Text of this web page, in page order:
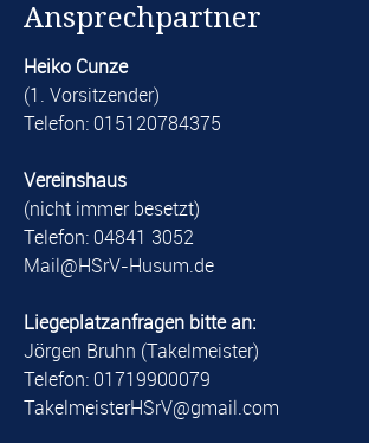
Ansprechpartner
Heiko Cunze
(1. Vorsitzender)
Telefon: 015120784375
Vereinshaus
(nicht immer besetzt)
Telefon: 04841 3052
​Mail@HSrV-Husum.de​
Liegeplatzanfragen bitte an:
Jörgen Bruhn (Takelmeister)
Telefon: 01719900079
​TakelmeisterHSrV@gmail.com​